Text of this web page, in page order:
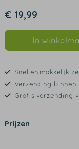
€ 19,99
In
Snel en makkelijk
Verzending binnen
Gratis verzending
Prijzen